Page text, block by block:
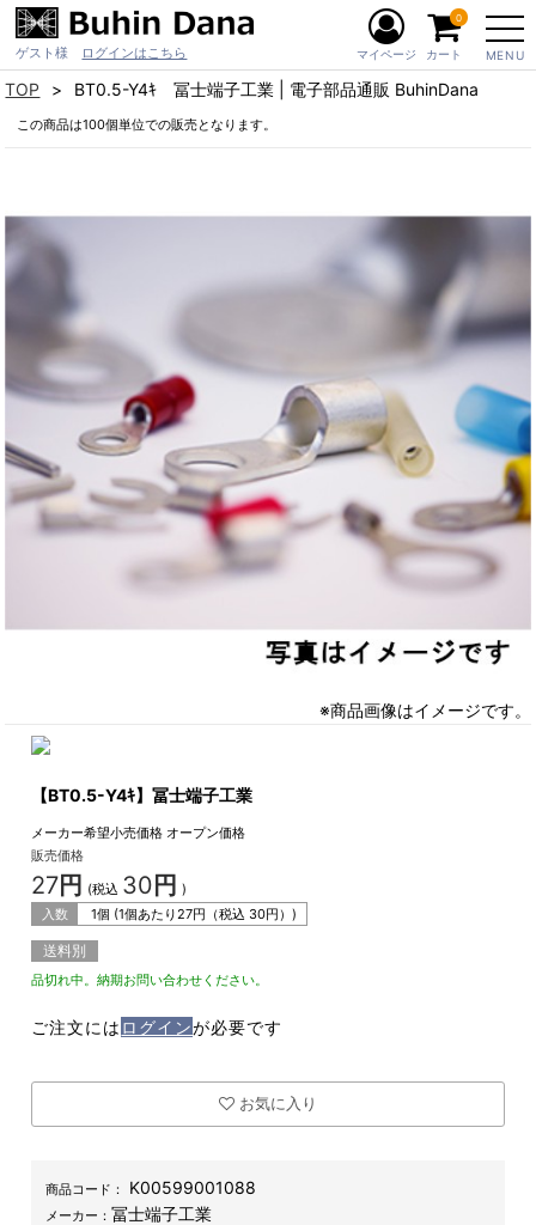
ゲスト様 ログインはこちら MENU
マイページ カート
0
TOP BT0.5-Y4ｷ 冨士端子工業 | 電子部品通販 BuhinDana
この商品は100個単位での販売となります。
※商品画像はイメージです。
【BT0.5-Y4ｷ】冨士端子工業
メーカー希望小売価格 オープン価格
販売価格
27円 (税込 30 円 )
入数
1個 (1個あたり 27円（税込 30円）)
送料別
品切れ中。納期お問い合わせください。
ご注文には ログインが必要です
お気に入り
商品コード： K00599001088
メーカー：冨士端子工業